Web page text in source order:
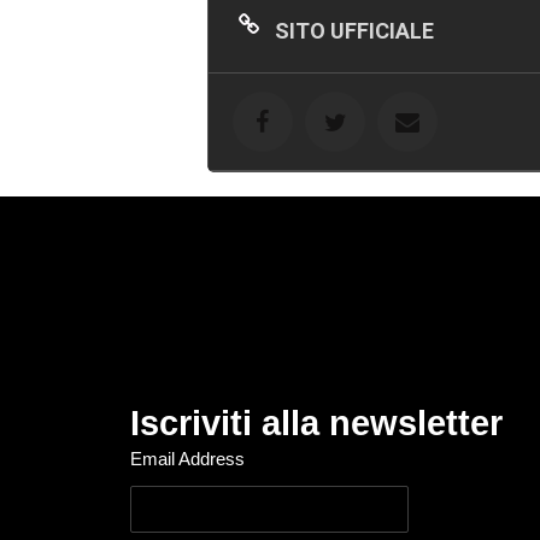
SITO UFFICIALE
Iscriviti alla newsletter
Email Address